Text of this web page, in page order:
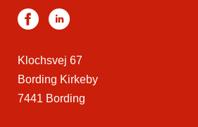
Klochsvej 67
Bording Kirkeby
7441 Bording